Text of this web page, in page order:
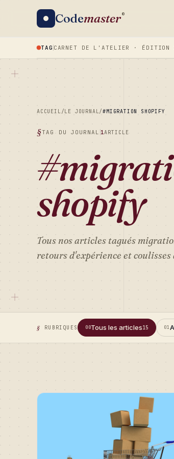
Codemaster®
TAG CARNET DE L'ATELIER · ÉDITION
ACCUEIL/LE JOURNAL/#MIGRATION SHOPIFY
TAG DU JOURNAL 1ARTICLE
shopify
Tous nos articles tagués
retours d'expérience et
RUBRIQUES 00Tous les articles15 01